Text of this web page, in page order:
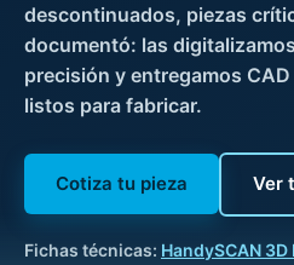
descontinuados, piezas
documentó: las
precisión y entregamos
listos para fabricar.
Cotiza tu pieza Ver
Fichas técnicas: HandySCAN 3D